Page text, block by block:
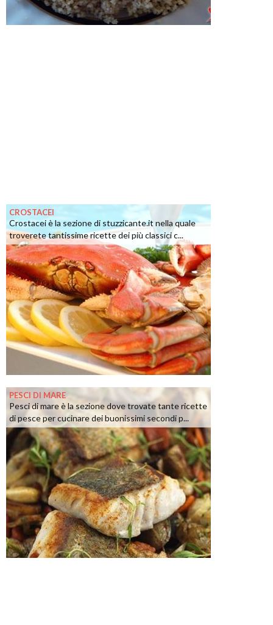
CROSTACEI
Crostacei è la sezione di stuzzicante.it nella quale
troverete tantissime ricette dei più classici c...
PESCI DI MARE
Pesci di mare è la sezione dove trovate tante ricette
di pesce per cucinare dei buonissimi secondi p...